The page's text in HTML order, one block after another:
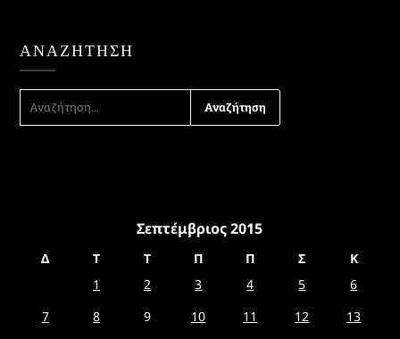
ΑΝΑΖΉΤΗΣΗ
ΑΝΑΖΉΤΗΣΗ
ΓΙΑ:
Σεπτέμβριος 2015
Δ Τ Τ Π Π Σ
Κ
1
2 3 4 5
6
7
8 9 10 11 12
13